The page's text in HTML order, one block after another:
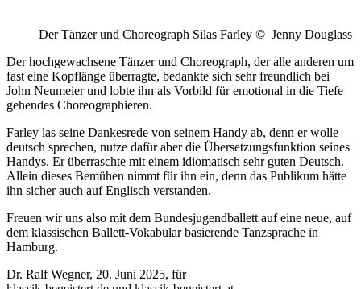
Der Tänzer und Choreograph Silas Farley © Jenny Douglass
Der hochgewachsene Tänzer und Choreograph, der alle anderen um
fast eine Kopflänge überragte, bedankte sich sehr freundlich bei
John Neumeier und lobte ihn als Vorbild für emotional in die Tiefe
gehendes Choreographieren.
Farley las seine Dankesrede von seinem Handy ab, denn er wolle
deutsch sprechen, nutze dafür aber die Übersetzungsfunktion seines
Handys. Er überraschte mit einem idiomatisch sehr guten Deutsch.
Allein dieses Bemühen nimmt für ihn ein, denn das Publikum hätte
ihn sicher auch auf Englisch verstanden.
Freuen wir uns also mit dem Bundesjugendballett auf eine neue, auf
dem klassischen Ballett-Vokabular basierende Tanzsprache in
Hamburg.
Dr. Ralf Wegner, 20. Juni 2025, für